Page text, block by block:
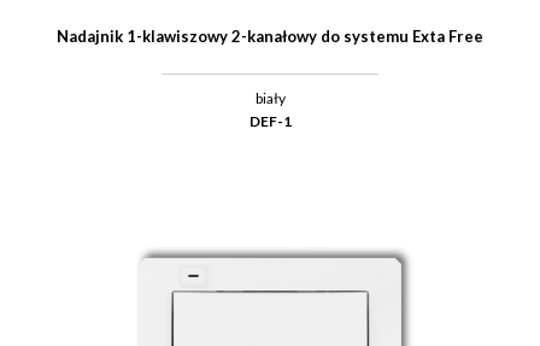
Nadajnik 1-klawiszowy 2-kanałowy do systemu Exta Free
biały
DEF-1